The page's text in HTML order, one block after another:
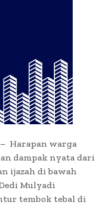
– Harapan warga
dampak nyata dari
ijazah di bawah
Mulyadi
tembok tebal di